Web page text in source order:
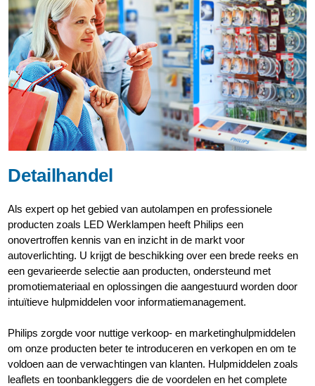
Detailhandel
Als expert op het gebied van autolampen en professionele
producten zoals LED Werklampen heeft Philips een
onovertroffen kennis van en inzicht in de markt voor
autoverlichting. U krijgt de beschikking over een brede reeks en
een gevarieerde selectie aan producten, ondersteund met
promotiemateriaal en oplossingen die aangestuurd worden door
intuïtieve hulpmiddelen voor informatiemanagement.
Philips zorgde voor nuttige verkoop- en marketinghulpmiddelen
om onze producten beter te introduceren en verkopen en om te
voldoen aan de verwachtingen van klanten. Hulpmiddelen zoals
leaflets en toonbankleggers die de voordelen en het complete